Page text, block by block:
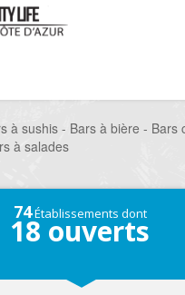
à sushis - Bars à bière - Bars
à salades
74Établissements dont
18 ouverts